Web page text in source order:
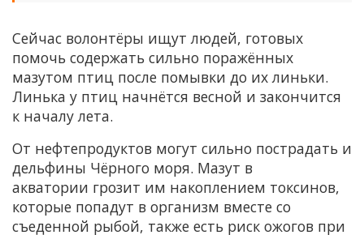
Сейчас волонтёры ищут людей, готовых
помочь содержать сильно поражённых
мазутом птиц после помывки до их линьки.
Линька у птиц начнётся весной и закончится
к началу лета.
От нефтепродуктов могут сильно пострадать и
дельфины Чёрного моря. Мазут в
акватории грозит им накоплением токсинов,
которые попадут в организм вместе со
съеденной рыбой, также есть риск ожогов при